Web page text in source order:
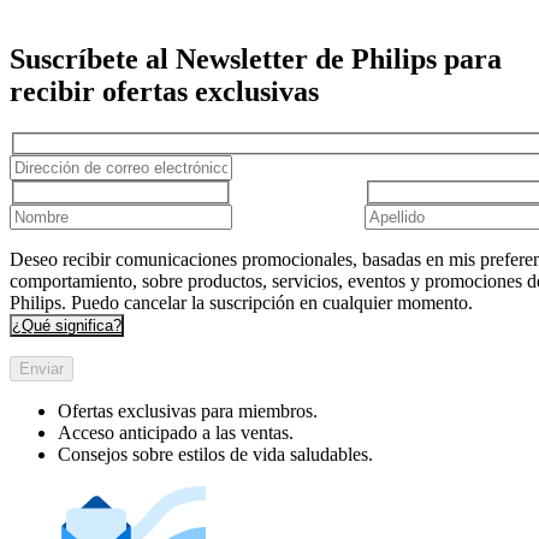
Suscríbete al Newsletter de Philips para
recibir ofertas exclusivas
Deseo recibir comunicaciones promocionales, basadas en mis
comportamiento, sobre productos, servicios, eventos y promociones
Philips. Puedo cancelar la suscripción en cualquier momento.
¿Qué significa?
Enviar
Ofertas exclusivas para miembros.
Acceso anticipado a las ventas.
Consejos sobre estilos de vida saludables.